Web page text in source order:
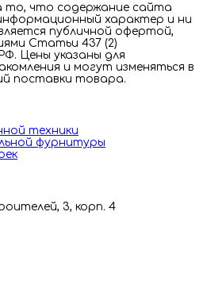
то, что содержание сайта
характер и ни
публичной офертой,
Статьи 437 (2)
Цены указаны для
и могут изменяться в
поставки товара.
техники
фурнитуры
3, корп. 4